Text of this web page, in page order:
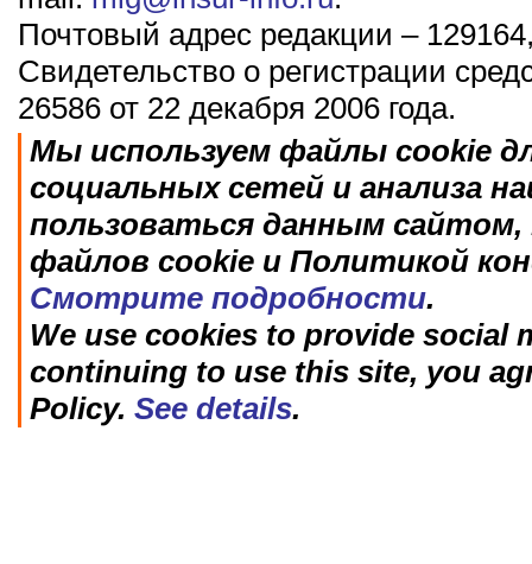
Почтовый адрес редакции –
Свидетельство о регистрации
26586 от 22 декабря 2006 года.
Мы используем файлы cookie
социальных сетей и анализа
пользоваться данным
файлов cookie и Политикой
Смотрите подробности.
We use cookies to provide social
continuing to use this site, you
Policy. See details.